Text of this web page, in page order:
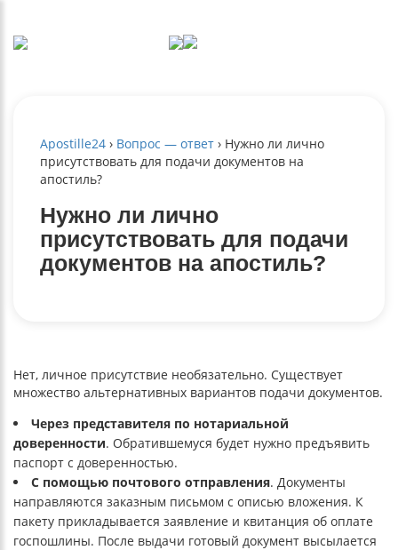
Apostille24 › Вопрос — ответ › Нужно ли лично
присутствовать для подачи документов на
апостиль?
Нужно ли лично
присутствовать для подачи
документов на апостиль?
Нет, личное присутствие необязательно. Существует
множество альтернативных вариантов подачи документов.
Через представителя по нотариальной
доверенности. Обратившемуся будет нужно предъявить
паспорт с доверенностью.
С помощью почтового отправления. Документы
направляются заказным письмом с описью вложения. К
пакету прикладывается заявление и квитанция об оплате
госпошлины. После выдачи готовый документ высылается